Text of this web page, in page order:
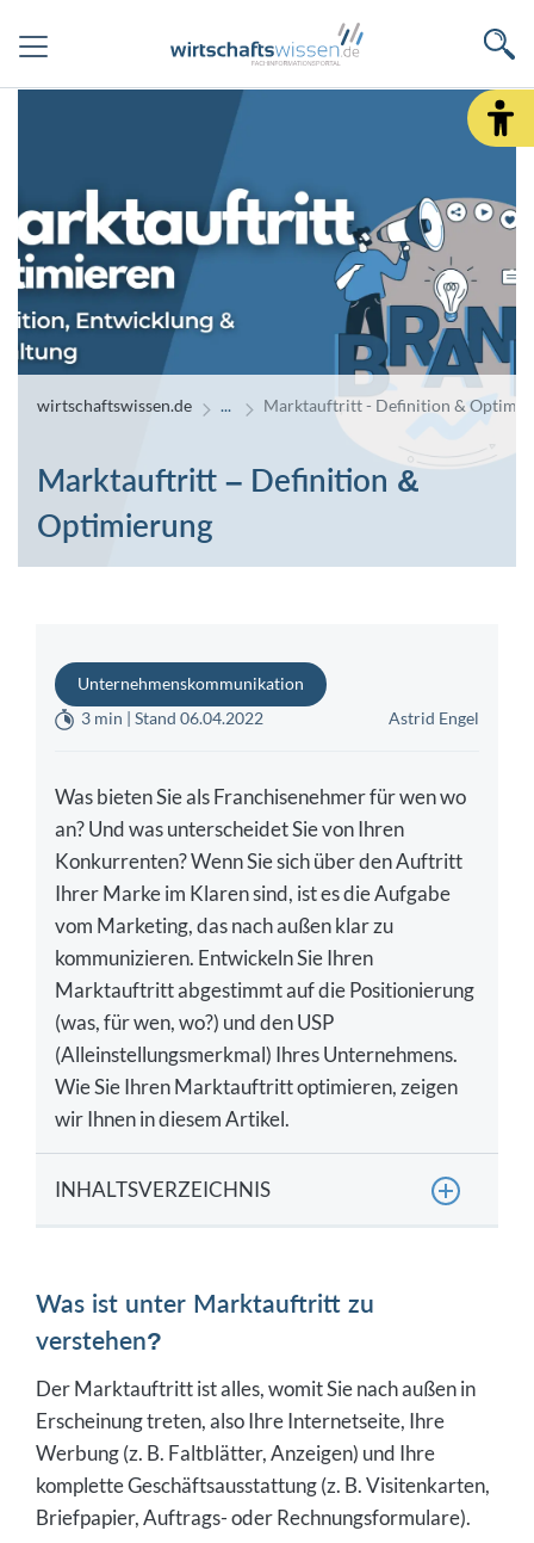
wirtschaftswissen.de Marktauftritt - Definition &
Marktauftritt – Definition &
Optimierung
Unternehmenskommunikation
3 min | Stand 06.04.2022
Astrid Engel
Was bieten Sie als Franchisenehmer für wen wo
an? Und was unterscheidet Sie von Ihren
Konkurrenten? Wenn Sie sich über den Auftritt
Ihrer Marke im Klaren sind, ist es die Aufgabe
vom Marketing, das nach außen klar zu
kommunizieren. Entwickeln Sie Ihren
Marktauftritt abgestimmt auf die Positionierung
(was, für wen, wo?) und den USP
(Alleinstellungsmerkmal) Ihres Unternehmens.
Wie Sie Ihren Marktauftritt optimieren, zeigen
wir Ihnen in diesem Artikel.
INHALTSVERZEICHNIS
Wie entwickeln Sie einen guten Werbeslogan?
Wie sollte ein gutes Logo aussehen?
Was ist bei der Wahl der Firmenfarbe zu
Was ist unter Marktauftritt zu
verstehen?
Der Marktauftritt ist alles, womit Sie nach außen in
Erscheinung treten, also Ihre Internetseite, Ihre
Werbung (z. B. Faltblätter, Anzeigen) und Ihre
komplette Geschäftsausstattung (z. B. Visitenkarten,
Briefpapier, Auftrags- oder Rechnungsformulare).